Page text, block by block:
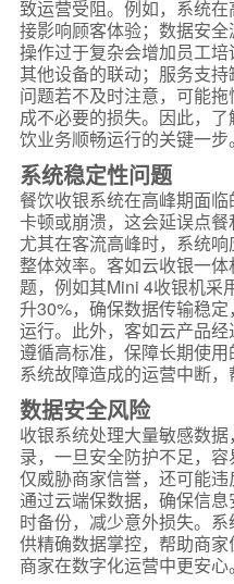
致运营受阻。例如，系统
接影响顾客体验；数据安全
操作过于复杂会增加员工
其他设备的联动；服务支
问题若不及时注意，可能
成不必要的损失。因此，
饮业务顺畅运行的关键一步。
系统稳定性问题
餐饮收银系统在高峰期面
卡顿或崩溃，这会延误点餐
尤其在客流高峰时，系统
整体效率。客如云收银一
题，例如其Mini 4收银机采
升30%，确保数据传输稳
运行。此外，客如云产品
遵循高标准，保障长期使
系统故障造成的运营中断，
数据安全风险
收银系统处理大量敏感数
录，一旦安全防护不足，
仅威胁商家信誉，还可能
通过云端保数据，确保信
时备份，减少意外损失。
供精确数据掌控，帮助商
商家在数字化运营中更安心。